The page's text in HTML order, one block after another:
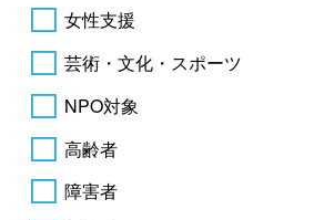
女性支援
芸術・文化・スポーツ
NPO対象
高齢者
障害者